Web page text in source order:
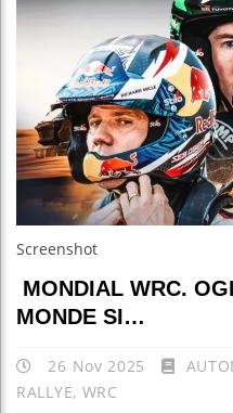
Screenshot
MONDIAL WRC.
MONDE SI…
26 Nov 2025
RALLYE, WRC